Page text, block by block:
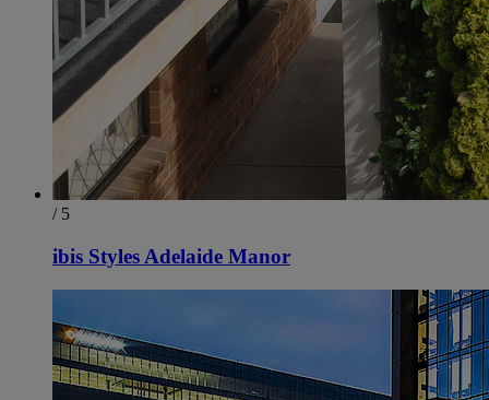
/ 5
ibis Styles Adelaide Manor